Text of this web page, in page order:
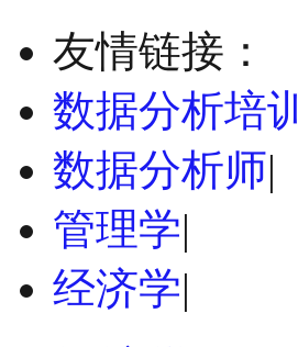
友情链接：
数据分析培训
数据分析师|
管理学|
经济学|